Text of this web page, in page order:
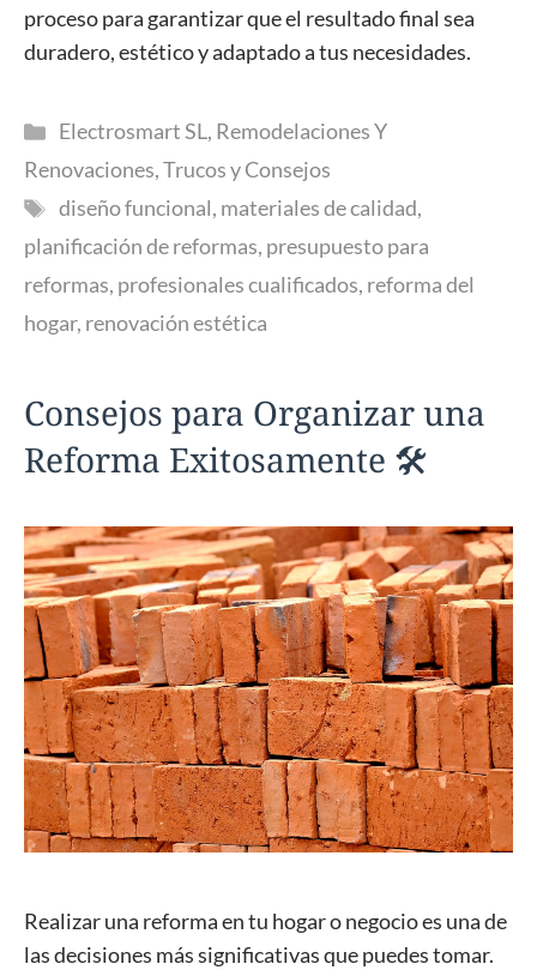
proceso para garantizar que el resultado final sea
duradero, estético y adaptado a tus necesidades.
Categorías
Electrosmart SL, Remodelaciones Y
Renovaciones,Trucos y Consejos
Etiquetas
diseño funcional, materiales de calidad,
planificación de reformas, presupuesto para
reformas, profesionales cualificados, reforma del
hogar, renovación estética
Consejos para Organizar una
Reforma Exitosamente 🛠️
Realizar una reforma en tu hogar o negocio es una de
las decisiones más significativas que puedes tomar.